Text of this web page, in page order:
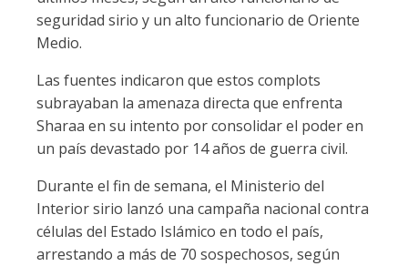
seguridad sirio y un alto funcionario de Oriente
Medio.
Las fuentes indicaron que estos complots
subrayaban la amenaza directa que enfrenta
Sharaa en su intento por consolidar el poder en
un país devastado por 14 años de guerra civil.
Durante el fin de semana, el Ministerio del
Interior sirio lanzó una campaña nacional contra
células del Estado Islámico en todo el país,
arrestando a más de 70 sospechosos, según